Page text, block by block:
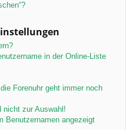
in der Online-Liste
Forenuhr geht immer noch
nicht zur Auswahl!
Benutzernamen angezeigt